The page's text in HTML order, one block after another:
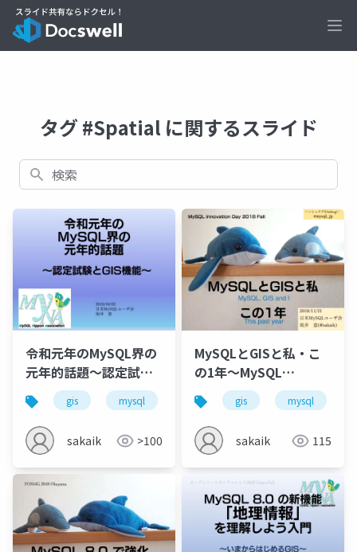
タグ #Spatial に関するスライド
検索
令和元年のMySQL界の
元年的話題～認定試験
とGIS機能～
gis mysql oss certification
sakaik >100
MySQLとGISと私・こ
の1年～MySQL
Innovation Day LT
gis mysql
sakaik 115